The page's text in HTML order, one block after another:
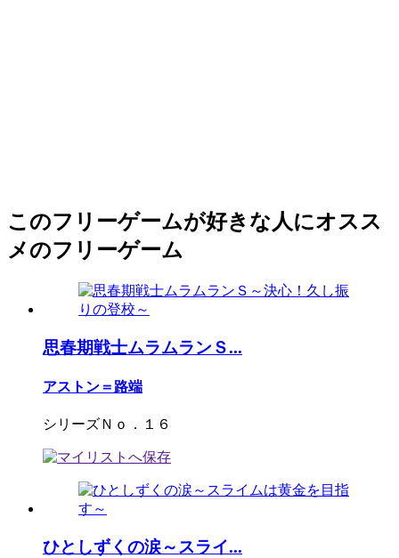
このフリーゲームが好きな人にオスス
メのフリーゲーム
思春期戦士ムラムランＳ...
アストン＝路端
シリーズＮｏ．１６
ひとしずくの涙～スライ...